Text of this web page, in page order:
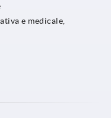
e medicale,